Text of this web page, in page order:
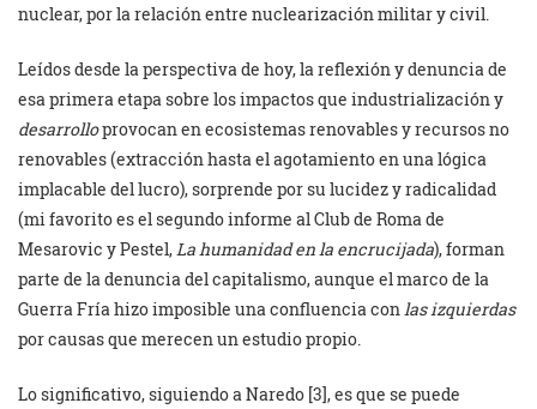
nuclear, por la relación entre nuclearización militar y civil.
Leídos desde la perspectiva de hoy, la reflexión y denuncia de
esa primera etapa sobre los impactos que industrialización y
desarrolloprovocan en ecosistemas renovables y recursos no
renovables (extracción hasta el agotamiento en una lógica
implacable del lucro), sorprende por su lucidez y radicalidad
(mi favorito es el segundo informe al Club de Roma de
Mesarovic y Pestel,La humanidad en la encrucijada), forman
parte de la denuncia del capitalismo, aunque el marco de la
Guerra Fría hizo imposible una confluencia conlas izquierdas
por causas que merecen un estudio propio.
Lo significativo, siguiendo a Naredo [3], es que se puede